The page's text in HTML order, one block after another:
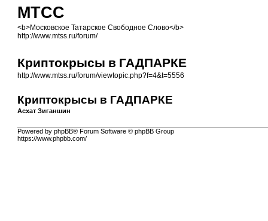
МТСС
<b>Московское Татарское Свободное Слово</b>
http://www.mtss.ru/forum/
Криптокрысы в ГАДПАРКЕ
http://www.mtss.ru/forum/viewtopic.php?f=4&t=5556
Криптокрысы в ГАДПАРКЕ
Асхат Зиганшин
Powered by phpBB® Forum Software © phpBB Group
https://www.phpbb.com/